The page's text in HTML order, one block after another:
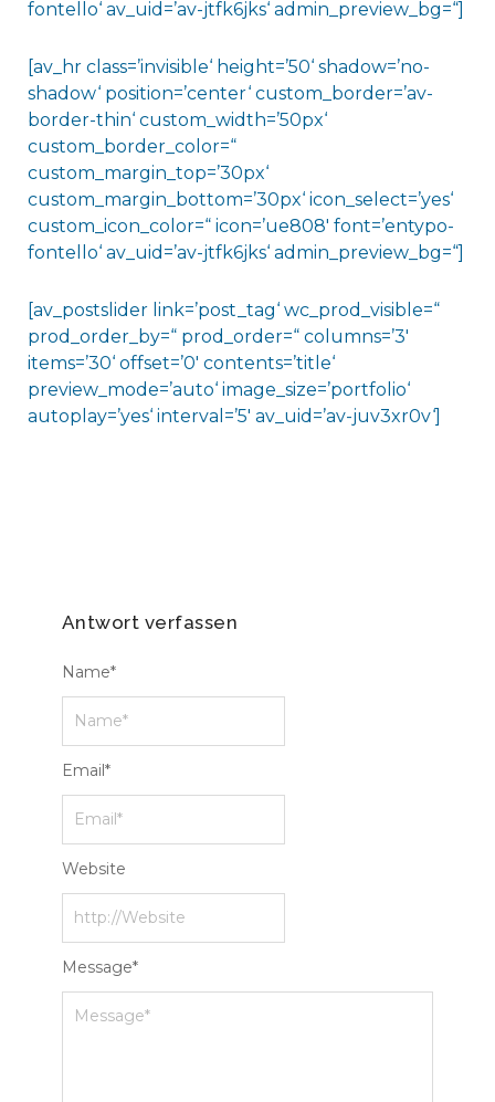
fontello‘ av_uid=’av-jtfk6jks‘ admin_preview_bg=“]
[av_hr class=’invisible‘ height=’50‘ shadow=’no-
shadow‘ position=’center‘ custom_border=’av-
border-thin‘ custom_width=’50px‘
custom_border_color=“
custom_margin_top=’30px‘
custom_margin_bottom=’30px‘ icon_select=’yes‘
custom_icon_color=“ icon=’ue808′ font=’entypo-
fontello‘ av_uid=’av-jtfk6jks‘ admin_preview_bg=“]
[av_postslider link=’post_tag‘ wc_prod_visible=“
prod_order_by=“ prod_order=“ columns=’3′
items=’30‘ offset=’0′ contents=’title‘
preview_mode=’auto‘ image_size=’portfolio‘
autoplay=’yes‘ interval=’5′ av_uid=’av-juv3xr0v‘]
Antwort verfassen
Message*
Name*
Email*
Website